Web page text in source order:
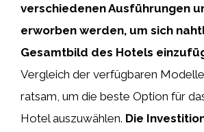
verschiedenen Ausführungen
erworben werden, um sich
Gesamtbild des Hotels
Vergleich der verfügbaren
ratsam, um die beste Option für
Hotel auszuwählen. Die